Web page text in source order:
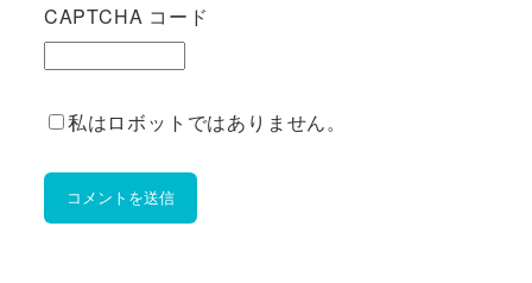
CAPTCHA コード
私はロボットではありません。